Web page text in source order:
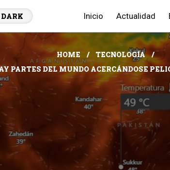
DARK Inicio Actualidad
HOME
TECNOLOGÍA
PARTES DEL MUNDO ACERCÁNDOSE